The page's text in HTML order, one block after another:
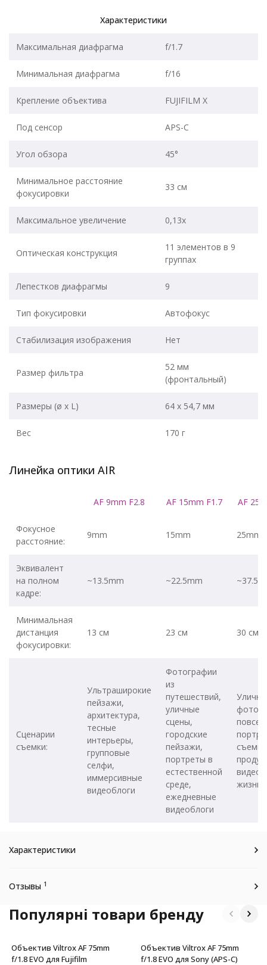
Характеристики
Максимальная диафрагма f/1.7
Минимальная диафрагма f/16
Крепление объектива FUJIFILM X
Под сенсор APS-C
Угол обзора 45°
Минимальное расстояние
фокусировки
33 см
Максимальное увеличение 0,13x
Оптическая конструкция
11 элементов в 9
группах
Лепестков диафрагмы 9
Тип фокусировки Автофокус
Стабилизация изображения Нет
Размер фильтра
52 мм
(фронтальный)
Размеры (ø x L) 64 x 54,7 мм
Вес 170 г
Линейка оптики AIR
AF 9mm F2.8 AF 15mm F1.7 AF
Фокусное
расстояние:
9mm 15mm 25mm
Эквивалент
на полном
кадре:
~13.5mm ~22.5mm
Минимальная
дистанция
фокусировки:
13 см 23 см 30 см
Сценарии
съемки:
Ультраширокие
пейзажи,
архитектура,
тесные
интерьеры,
групповые
селфи,
иммерсивные
видеоблоги
Фотографии
из
путешествий,
уличные
сцены,
городские
пейзажи,
портреты в
естественной
среде,
ежедневные
видеоблоги
видео
жизни
Характеристики
Отзывы 1
Популярні товари бренду
Объектив Viltrox AF 75mm
f/1.8 EVO для Fujifilm
Объектив Viltrox AF 75mm
f/1.8 EVO для Sony (APS-C)